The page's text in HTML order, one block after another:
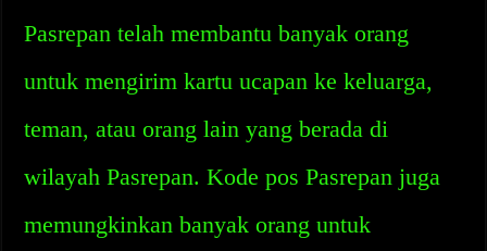
Pasrepan telah membantu banyak orang
untuk mengirim kartu ucapan ke keluarga,
teman, atau orang lain yang berada di
wilayah Pasrepan. Kode pos Pasrepan juga
memungkinkan banyak orang untuk